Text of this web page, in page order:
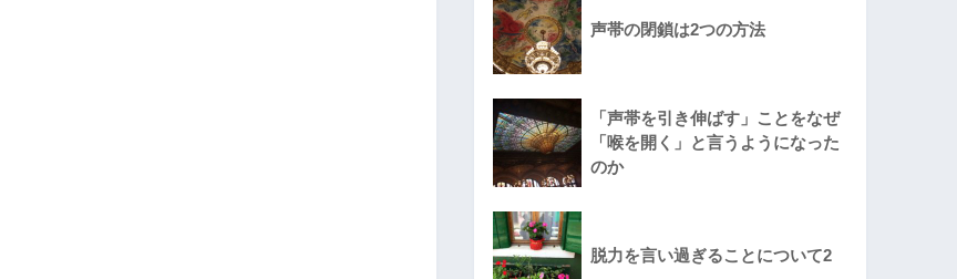
声帯の閉鎖は2つの方法
「声帯を引き伸ばす」ことをなぜ
「喉を開く」と言うようになった
のか
脱力を言い過ぎることについて2